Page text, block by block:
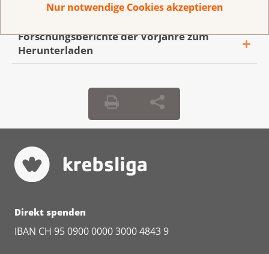
Nur notwendige Cookies akzeptieren
Forschungsberichte der Vorjahre zum
Herunterladen
Bericht Krebsforschung in der Schweiz
(Ausgabe 2024)
Bericht Krebsforschung in der Schweiz
Bericht Krebsforschung in der Schweiz
(Ausgabe 2022)
(Ausgabe 2021)
Direkt spenden
IBAN CH 95 0900 0000 3000 4843 9